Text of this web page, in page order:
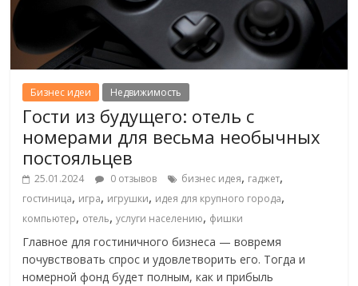
Бизнес идеи Недвижимость
Гости из будущего: отель с
номерами для весьма необычных
постояльцев
25.01.2024 0 отзывов бизнес идея, гаджет,
гостиница, игра, игрушки, идея для крупного города,
компьютер, отель,услуги населению, фишки
Главное для гостиничного бизнеса — вовремя
почувствовать спрос и удовлетворить его. Тогда и
номерной фонд будет полным, как и прибыль